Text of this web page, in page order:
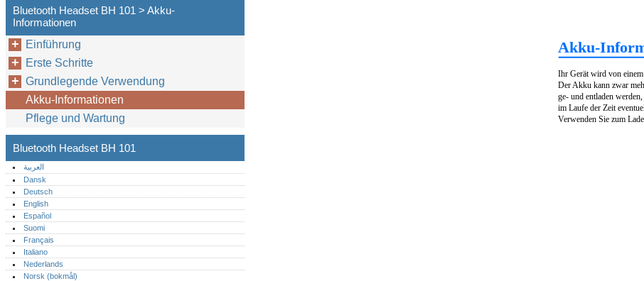
Akku-
Ihr Gerät wird von
Der Akku kann zwar
ge- und entladen
im Laufe der Zeit
Verwenden Sie zum
Bluetooth Headset BH 101 > Akku-
Informationen
Einführung
Erste Schritte
Grundlegende Verwendung
Akku-Informationen
Pflege und Wartung
Bluetooth Headset BH 101
العربية
Dansk
Deutsch
English
Español
Suomi
Français
Italiano
Nederlands
Norsk (bokmål)‎